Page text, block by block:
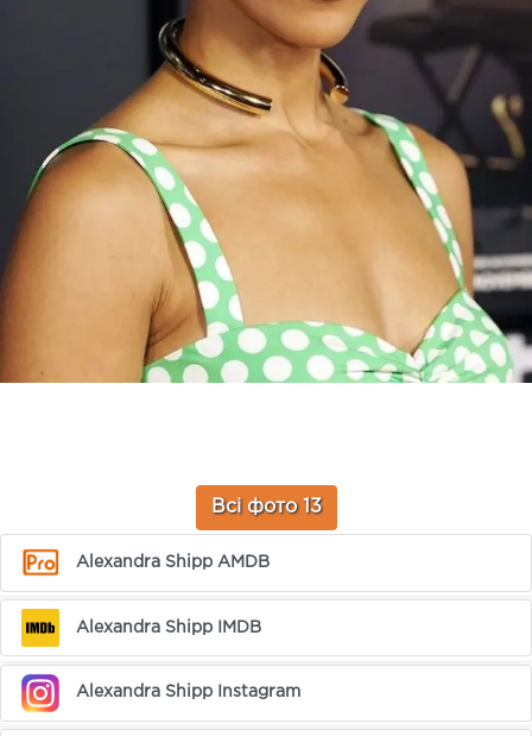
Всі фото 13
Alexandra Shipp AMDB
Alexandra Shipp IMDB
Alexandra Shipp Instagram